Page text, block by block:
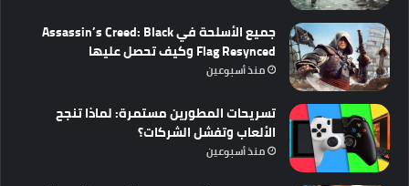
جميع الأسلحة في Assassin’s Creed: Black
Flag Resynced وكيف تحصل عليها
منذ أسبوعين
تسريحات المطورين مستمرة: لماذا تنجح
الألعاب وتفشل الشركات؟
منذ أسبوعين